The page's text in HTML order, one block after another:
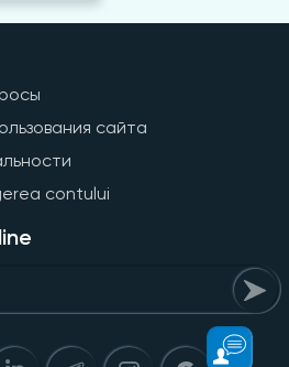
сайта
contului